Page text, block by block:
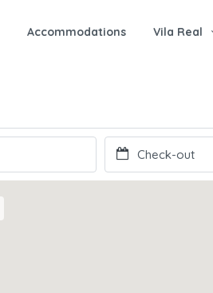
Accommodations Vila Real